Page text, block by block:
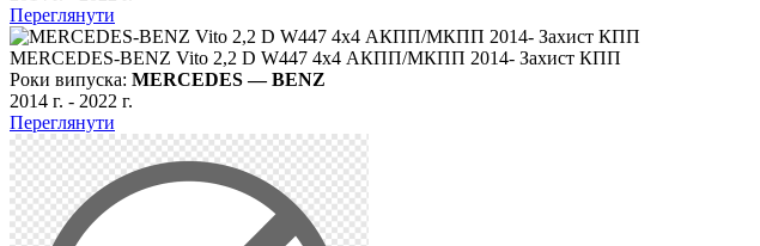
Переглянути
MERCEDES-BENZ Vito 2,2 D W447 4х4 АКПП/МКПП 2014- Захист КПП
Роки випуска: MERCEDES — BENZ
2014 г. - 2022 г.
Переглянути